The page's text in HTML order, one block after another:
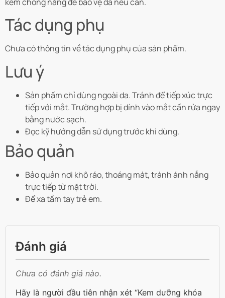
Tác dụng phụ
Chưa có thông tin về tác dụng phụ của sản phẩm.
Lưu ý
Sản phẩm chỉ dùng ngoài da. Tránh để tiếp xúc trực
tiếp với mắt. Trường hợp bị dính vào mắt cần rửa ngay
bằng nước sạch.
Đọc kỹ hướng dẫn sử dụng trước khi dùng.
Bảo quản
Bảo quản nơi khô ráo, thoáng mát, tránh ánh nắng
trực tiếp từ mặt trời.
Để xa tầm tay trẻ em.
Đánh giá
Chưa có đánh giá nào.
Hãy là người đầu tiên nhận xét “Kem dưỡng khóa